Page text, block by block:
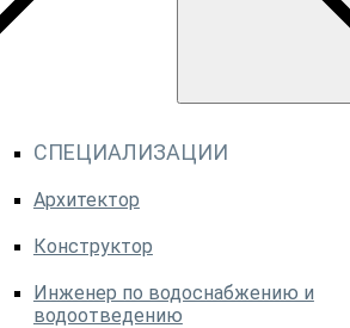
СПЕЦИАЛИЗАЦИИ
Архитектор
Конструктор
Инженер по водоснабжению и
водоотведению